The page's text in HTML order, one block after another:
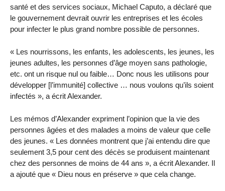
santé et des services sociaux, Michael Caputo, a déclaré que
le gouvernement devrait ouvrir les entreprises et les écoles
pour infecter le plus grand nombre possible de personnes.
« Les nourrissons, les enfants, les adolescents, les jeunes, les
jeunes adultes, les personnes d’âge moyen sans pathologie,
etc. ont un risque nul ou faible… Donc nous les utilisons pour
développer [l’immunité] collective … nous voulons qu’ils soient
infectés », a écrit Alexander.
Les mémos d’Alexander expriment l’opinion que la vie des
personnes âgées et des malades a moins de valeur que celle
des jeunes. « Les données montrent que j’ai entendu dire que
seulement 3,5 pour cent des décès se produisent maintenant
chez des personnes de moins de 44 ans », a écrit Alexander. Il
a ajouté que « Dieu nous en préserve » que cela change.